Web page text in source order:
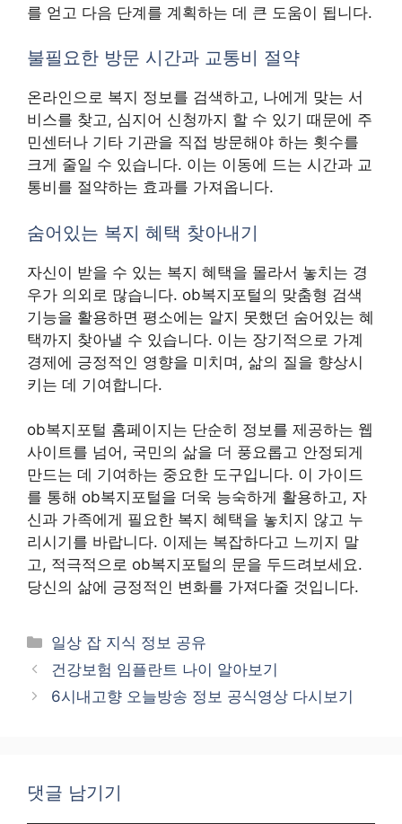
를 얻고 다음 단계를 계획하는 데 큰 도움이 됩니다.
불필요한 방문 시간과 교통비 절약
온라인으로 복지 정보를 검색하고, 나에게 맞는 서
비스를 찾고, 심지어 신청까지 할 수 있기 때문에 주
민센터나 기타 기관을 직접 방문해야 하는 횟수를
크게 줄일 수 있습니다. 이는 이동에 드는 시간과 교
통비를 절약하는 효과를 가져옵니다.
숨어있는 복지 혜택 찾아내기
자신이 받을 수 있는 복지 혜택을 몰라서 놓치는 경
우가 의외로 많습니다. ob복지포털의 맞춤형 검색
기능을 활용하면 평소에는 알지 못했던 숨어있는 혜
택까지 찾아낼 수 있습니다. 이는 장기적으로 가계
경제에 긍정적인 영향을 미치며, 삶의 질을 향상시
키는 데 기여합니다.
ob복지포털 홈페이지는 단순히 정보를 제공하는 웹
사이트를 넘어, 국민의 삶을 더 풍요롭고 안정되게
만드는 데 기여하는 중요한 도구입니다. 이 가이드
를 통해 ob복지포털을 더욱 능숙하게 활용하고, 자
신과 가족에게 필요한 복지 혜택을 놓치지 않고 누
리시기를 바랍니다. 이제는 복잡하다고 느끼지 말
고, 적극적으로 ob복지포털의 문을 두드려보세요.
당신의 삶에 긍정적인 변화를 가져다줄 것입니다.
카
테
리
일상 잡 지식 정보 공유
건강보험 임플란트 나이 알아보기
6시내고향 오늘방송 정보 공식영상 다시보기
댓글 남기기